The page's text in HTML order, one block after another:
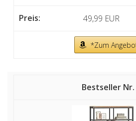
49,99 EUR
*Zum